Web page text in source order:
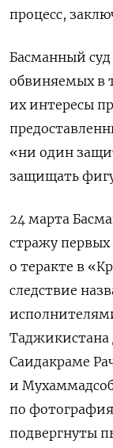
процесс,
Басманный
обвиняемых в
их интересы
«ни один
защищать
24 марта
стражу
о теракте в
следствие
Таджикистана
Саидакраме
и
по
подвергнуты